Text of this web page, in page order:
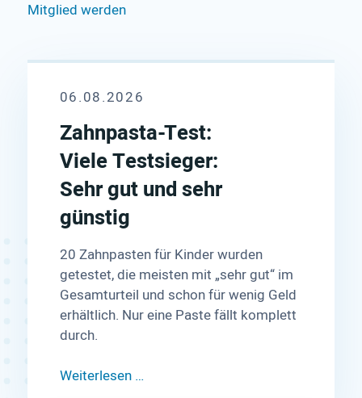
Mitglied werden
06.08.2026
Zahnpasta-Test:
Viele Testsieger:
Sehr gut und sehr
günstig
20 Zahnpasten für Kinder wurden
getestet, die meisten mit „sehr gut“ im
Gesamturteil und schon für wenig Geld
erhältlich. Nur eine Paste fällt komplett
durch.
Weiterlesen …